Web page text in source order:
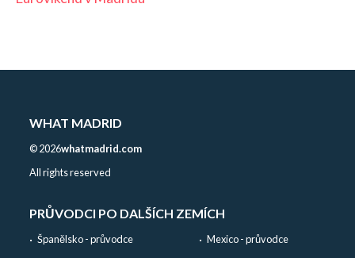
WHAT MADRID
©2026whatmadrid.com
All rights reserved
PRŮVODCI PO DALŠÍCH ZEMÍCH
Španělsko - průvodce
Mexico - průvodce